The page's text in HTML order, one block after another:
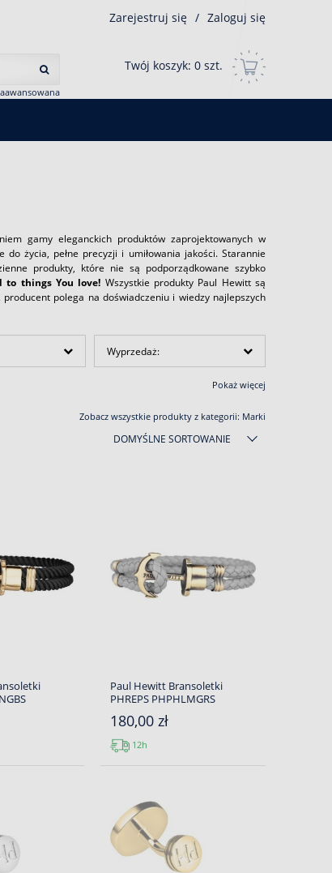
Zarejestruj się / Zaloguj się
Twój koszyk: 0 szt.
gamy eleganckich produktów zaprojektowanych w
życia, pełne precyzji i umiłowania jakości. Starannie
produkty, które nie są podporządkowane szybko
to things You love! Wszystkie produkty Paul Hewitt są
polega na doświadczeniu i wiedzy najlepszych
Wyprzedaż:
Pokaż więcej
Zobacz wszystkie produkty z kategorii: Marki
DOMYŚLNE SORTOWANIE
Paul Hewitt Bransoletki
PHREPS PHPHLMGRS
180,00 zł
12h